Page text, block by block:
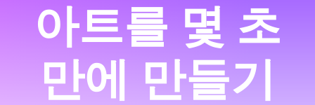
아트를 몇 초
만에 만들기